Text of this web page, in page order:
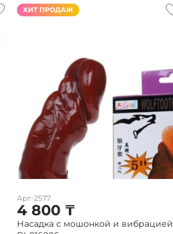
ХИТ ПРОДАЖ
Арт-2577
4 800 ₸
Насадка с мошонкой и вибрацией